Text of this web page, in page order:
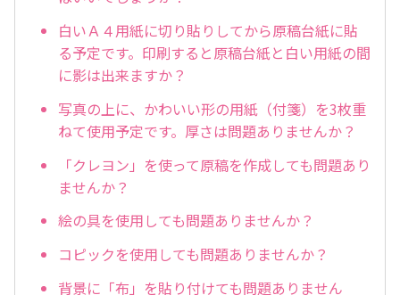
白いＡ４用紙に切り貼りしてから原稿台紙に貼
る予定です。印刷すると原稿台紙と白い用紙の間
に影は出来ますか？
写真の上に、かわいい形の用紙（付箋）を3枚重
ねて使用予定です。厚さは問題ありませんか？
「クレヨン」を使って原稿を作成しても問題あり
ませんか？
絵の具を使用しても問題ありませんか？
コピックを使用しても問題ありませんか？
背景に「布」を貼り付けても問題ありません